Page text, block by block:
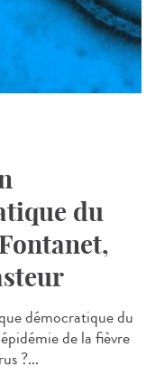
du
démocratique du
de la fièvre
?...